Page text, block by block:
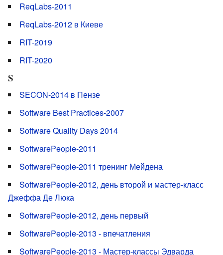
ReqLabs-2011
ReqLabs-2012 в Киеве
RIT-2019
RIT-2020
S
SECON-2014 в Пензе
Software Best Practices-2007
Software Quality Days 2014
SoftwarePeople-2011
SoftwarePeople-2011 тренинг Мейдена
SoftwarePeople-2012, день второй и мастер-класс
Джеффа Де Люка
SoftwarePeople-2012, день первый
SoftwarePeople-2013 - впечатления
SoftwarePeople-2013 - Мастер-классы Эдварда